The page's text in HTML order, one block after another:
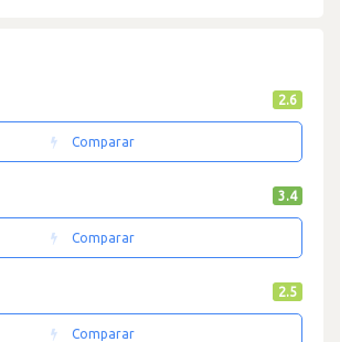
2.6
Comparar
3.4
Comparar
2.5
Comparar